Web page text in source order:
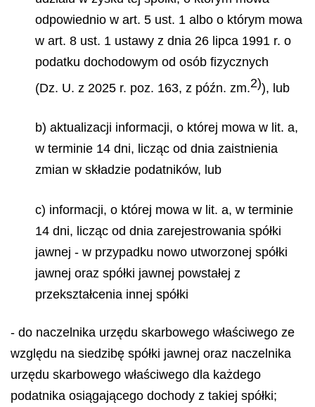
odpowiednio w art. 5 ust. 1 albo o którym mowa
w art. 8 ust. 1 ustawy z dnia 26 lipca 1991 r. o
podatku dochodowym od osób fizycznych
(Dz. U. z 2025 r. poz. 163, z późn. zm.2)), lub
b) aktualizacji informacji, o której mowa w lit. a,
w terminie 14 dni, licząc od dnia zaistnienia
zmian w składzie podatników, lub
c) informacji, o której mowa w lit. a, w terminie
14 dni, licząc od dnia zarejestrowania spółki
jawnej - w przypadku nowo utworzonej spółki
jawnej oraz spółki jawnej powstałej z
przekształcenia innej spółki
- do naczelnika urzędu skarbowego właściwego ze
względu na siedzibę spółki jawnej oraz naczelnika
urzędu skarbowego właściwego dla każdego
podatnika osiągającego dochody z takiej spółki;